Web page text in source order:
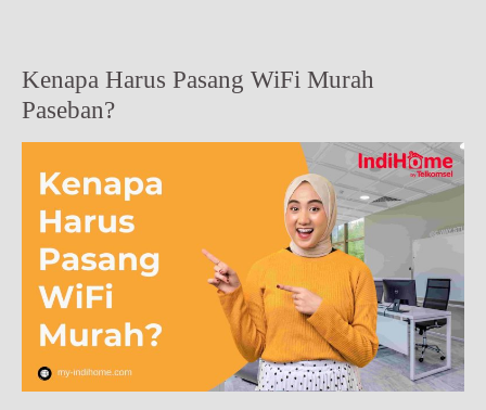
Kenapa Harus Pasang WiFi Murah
Paseban?